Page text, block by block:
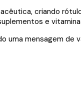
criando
e
mensagem